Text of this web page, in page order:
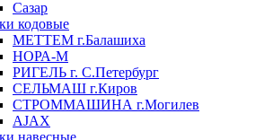
Сазар
кодовые
МЕТТЕМ г.Балашиха
НОРА-М
РИГЕЛЬ г. С.Петербург
СЕЛЬМАШ г.Киров
СТРОММАШИНА г.Могилев
AJAX
навесные